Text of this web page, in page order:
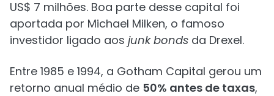
US$ 7 milhões. Boa parte desse capital foi
aportada por Michael Milken, o famoso
investidor ligado aos junk bonds da Drexel.
Entre 1985 e 1994, a Gotham Capital gerou um
retorno anual médio de 50% antes de taxas,